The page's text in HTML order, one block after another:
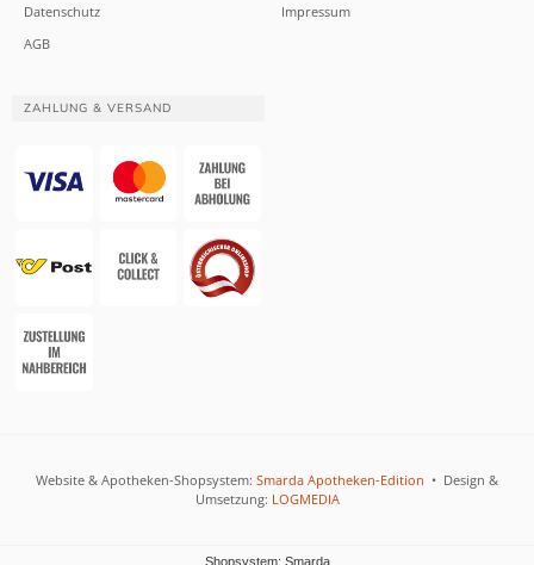
Datenschutz
AGB
Impressum
ZAHLUNG & VERSAND
Website & Apotheken-Shopsystem: Smarda Apotheken-Edition • Design &
Umsetzung: LOGMEDIA
Shopsystem: Smarda